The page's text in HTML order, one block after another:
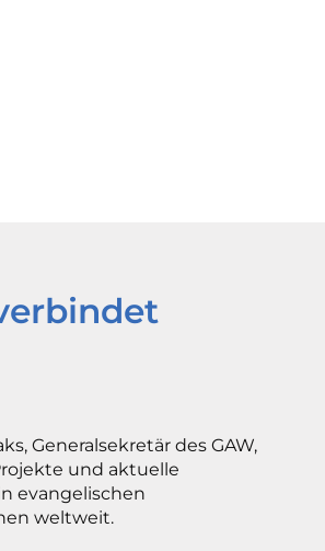
Generalsekretär des GAW,
und aktuelle
evangelischen
weltweit.